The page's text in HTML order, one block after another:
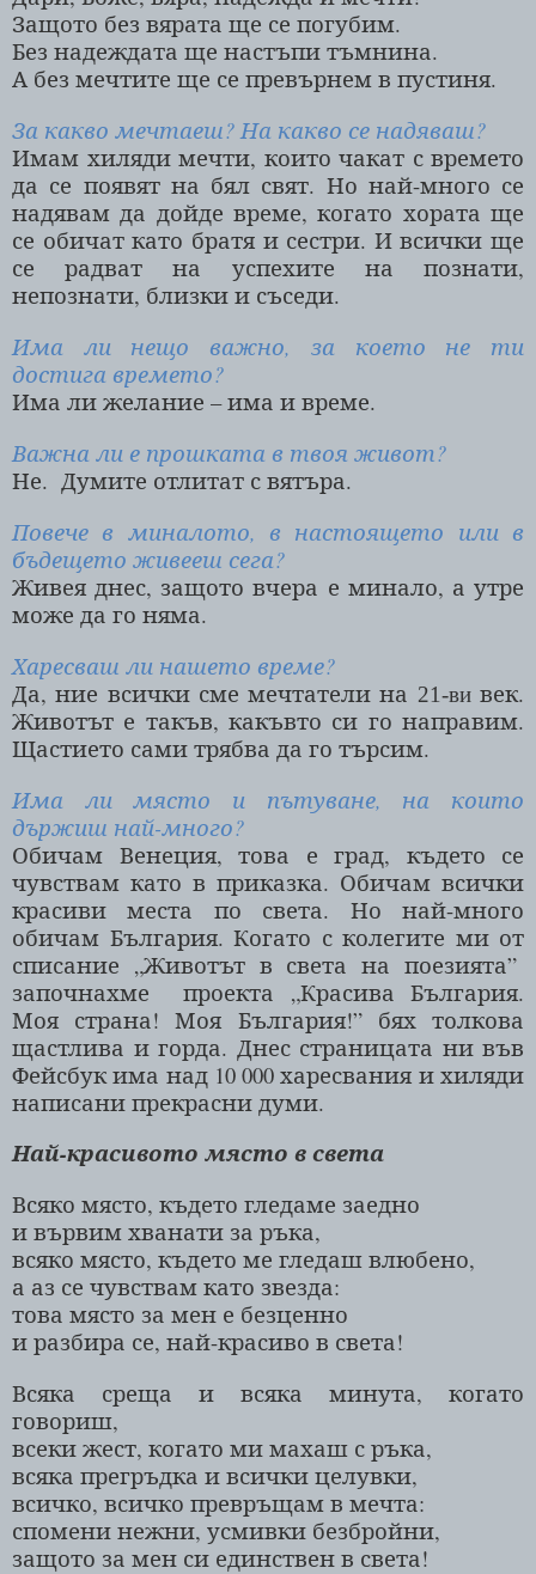
Защото без вярата ще се погубим.
Без надеждата ще настъпи тъмнина.
А без мечтите ще се превърнем в пустиня.
За какво мечтаеш? На какво се надяваш?
Имам хиляди мечти, които чакат с времето
да се появят на бял свят. Но най-много се
надявам да дойде време, когато хората ще
се обичат като братя и сестри. И всички ще
се радват на успехите на познати,
непознати, близки и съседи.
Има ли нещо важно, за което не ти
достига времето?
Има ли желание – има и време.
Важна ли е прошката в твоя живот?
Не. Думите отлитат с вятъра.
Повече в миналото, в настоящето или в
бъдещето живееш сега?
Живея днес, защото вчера е минало, а утре
може да го няма.
Харесваш ли нашето време?
Да, ние всички сме мечтатели на 21-вивек.
Животът е такъв, какъвто си го направим.
Щастието сами трябва да го търсим.
Има ли място и пътуване, на които
държиш най-много?
Обичам Венеция, това е град, където се
чувствам като в приказка. Обичам всички
красиви места по света. Но най-много
обичам България. Когато с колегите ми от
списание „Животът в света на поезията”
започнахме
проекта „Красива България.
Моя страна! Моя България!” бях толкова
щастлива и горда. Днес страницата ни във
Фейсбук има над 10 000 харесвания и хиляди
написани прекрасни думи.
Най-красивото място в света
Всяко място, където гледаме заедно
и вървим хванати за ръка,
всяко място, където ме гледаш влюбено,
а аз се чувствам като звезда:
това място за мен е безценно
и разбира се, най-красиво в света!
Всяка среща и всяка минута, когато
говориш,
всеки жест, когато ми махаш с ръка,
всяка прегръдка и всички целувки,
всичко, всичко превръщам в мечта:
спомени нежни, усмивки безбройни,
защото за мен си единствен в света!